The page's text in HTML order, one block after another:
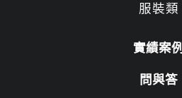
服裝類
實績案例
問與答